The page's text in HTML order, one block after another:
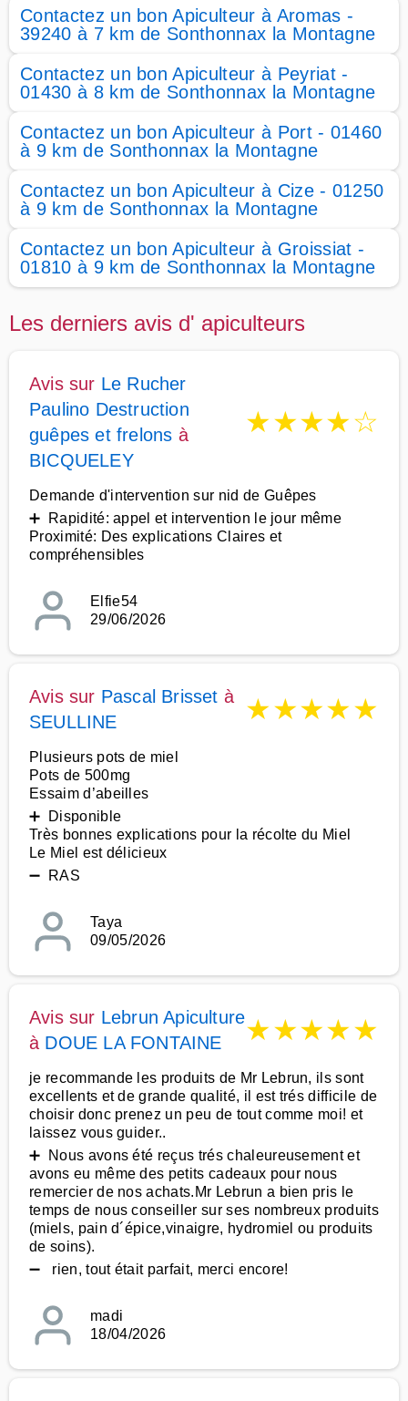
Contactez un bon Apiculteur à Aromas -
39240 à 7 km de Sonthonnax la Montagne
Contactez un bon Apiculteur à Peyriat -
01430 à 8 km de Sonthonnax la Montagne
Contactez un bon Apiculteur à Port - 01460
à 9 km de Sonthonnax la Montagne
Contactez un bon Apiculteur à Cize - 01250
à 9 km de Sonthonnax la Montagne
Contactez un bon Apiculteur à Groissiat -
01810 à 9 km de Sonthonnax la Montagne
Les derniers avis d' apiculteurs
Avis sur Le Rucher
Paulino Destruction
guêpes et frelons à
BICQUELEY
★★★★☆
Demande d'intervention sur nid de Guêpes
➕ Rapidité: appel et intervention le jour même
Proximité: Des explications Claires et
compréhensibles
Elfie54
29/06/2026
Avis sur Pascal Brisset à
SEULLINE
★★★★★
Plusieurs pots de miel
Pots de 500mg
Essaim d’abeilles
➕ Disponible
Très bonnes explications pour la récolte du Miel
Le Miel est délicieux
➖ RAS
Taya
09/05/2026
Avis sur Lebrun Apiculture
à DOUE LA FONTAINE ★★★★★
je recommande les produits de Mr Lebrun, ils sont
excellents et de grande qualité, il est trés difficile de
choisir donc prenez un peu de tout comme moi! et
laissez vous guider..
➕ Nous avons été reçus trés chaleureusement et
avons eu même des petits cadeaux pour nous
remercier de nos achats.Mr Lebrun a bien pris le
temps de nous conseiller sur ses nombreux produits
(miels, pain d´épice,vinaigre, hydromiel ou produits
de soins).
➖ rien, tout était parfait, merci encore!
madi
18/04/2026